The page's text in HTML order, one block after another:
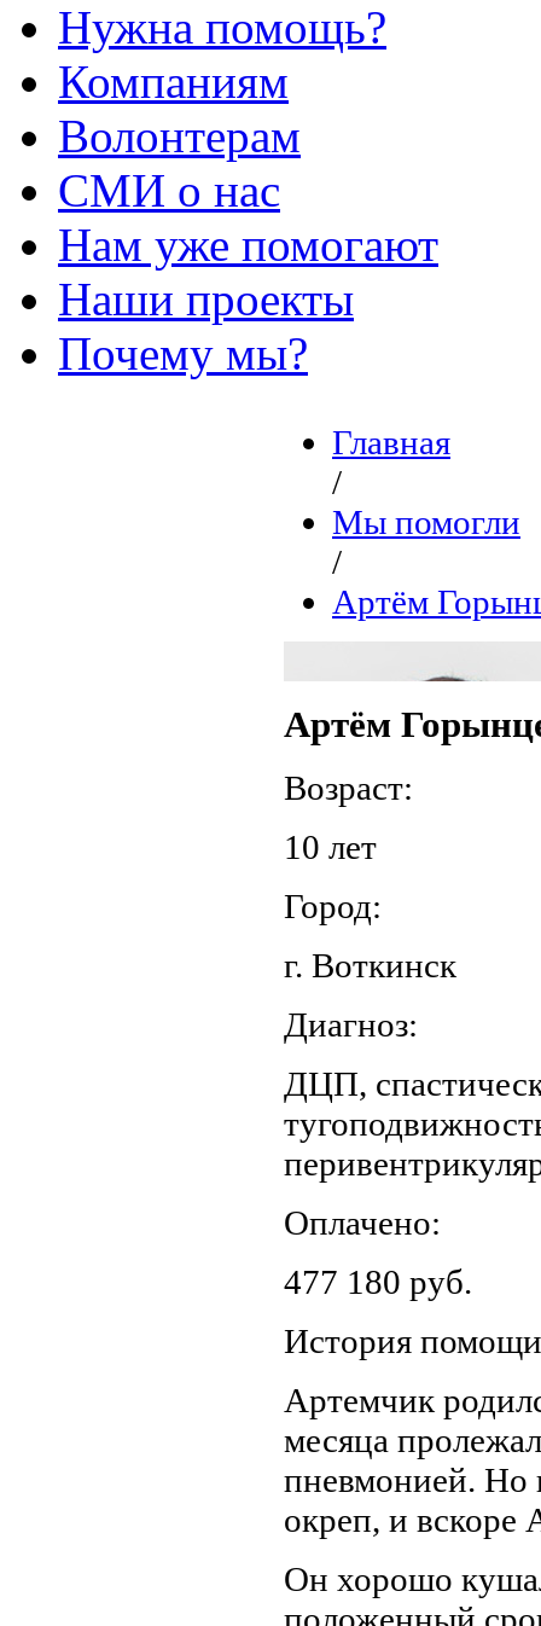
Нужна помощь?
Компаниям
Волонтерам
СМИ о нас
Нам уже помогают
Наши проекты
Почему мы?
Главная
/
Мы помогли
/
Артём
Артём
Возраст:
10 лет
Город:
г. Воткинск
Диагноз:
ДЦП,
Оплачено:
477 180 руб.
История помощи
Артемчик
месяца
пневмонией. Но
окреп, и вскоре
Он хорошо